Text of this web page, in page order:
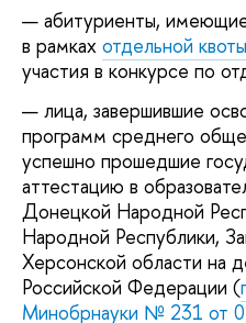
абитуриенты,
в рамках отдельной квоты
участия в конкурсе по
лица, завершившие
программ среднего
успешно прошедшие
аттестацию в
Донецкой Народной
Народной Республики,
Херсонской области на
Российской Федерации (
Минобрнауки № 231 от